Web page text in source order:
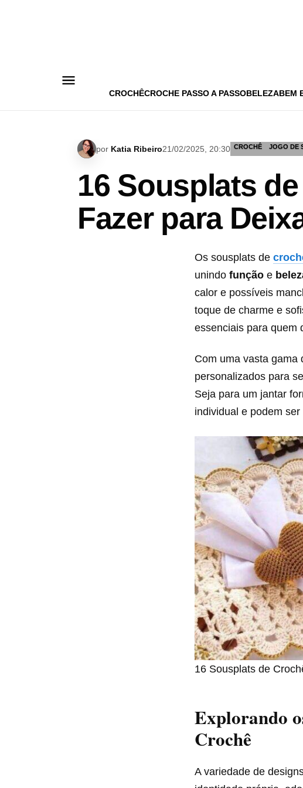
CROCHÊCROCHE PASSO A PASSOBELEZABEM
por Katia Ribeiro21/02/2025, 20:30 CROCHÊ JOGO DE
16 Sousplats
Fazer para
Os sousplats de
unindo função e
calor e possíveis
toque de charme e
essenciais para quem
Com uma vasta gama
personalizados para
Seja para um jantar
individual e podem
16 Sousplats de
Explorando
Crochê
A variedade de